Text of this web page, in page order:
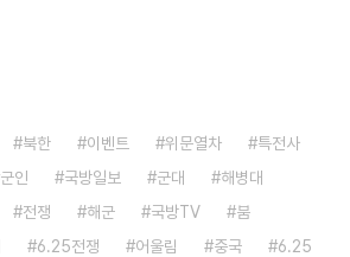
북한 이벤트 위문열차
특전사
군인 국방일보 군대
해병대
전쟁 해군 국방TV
붐
6.25전쟁 어울림 중국
6.25